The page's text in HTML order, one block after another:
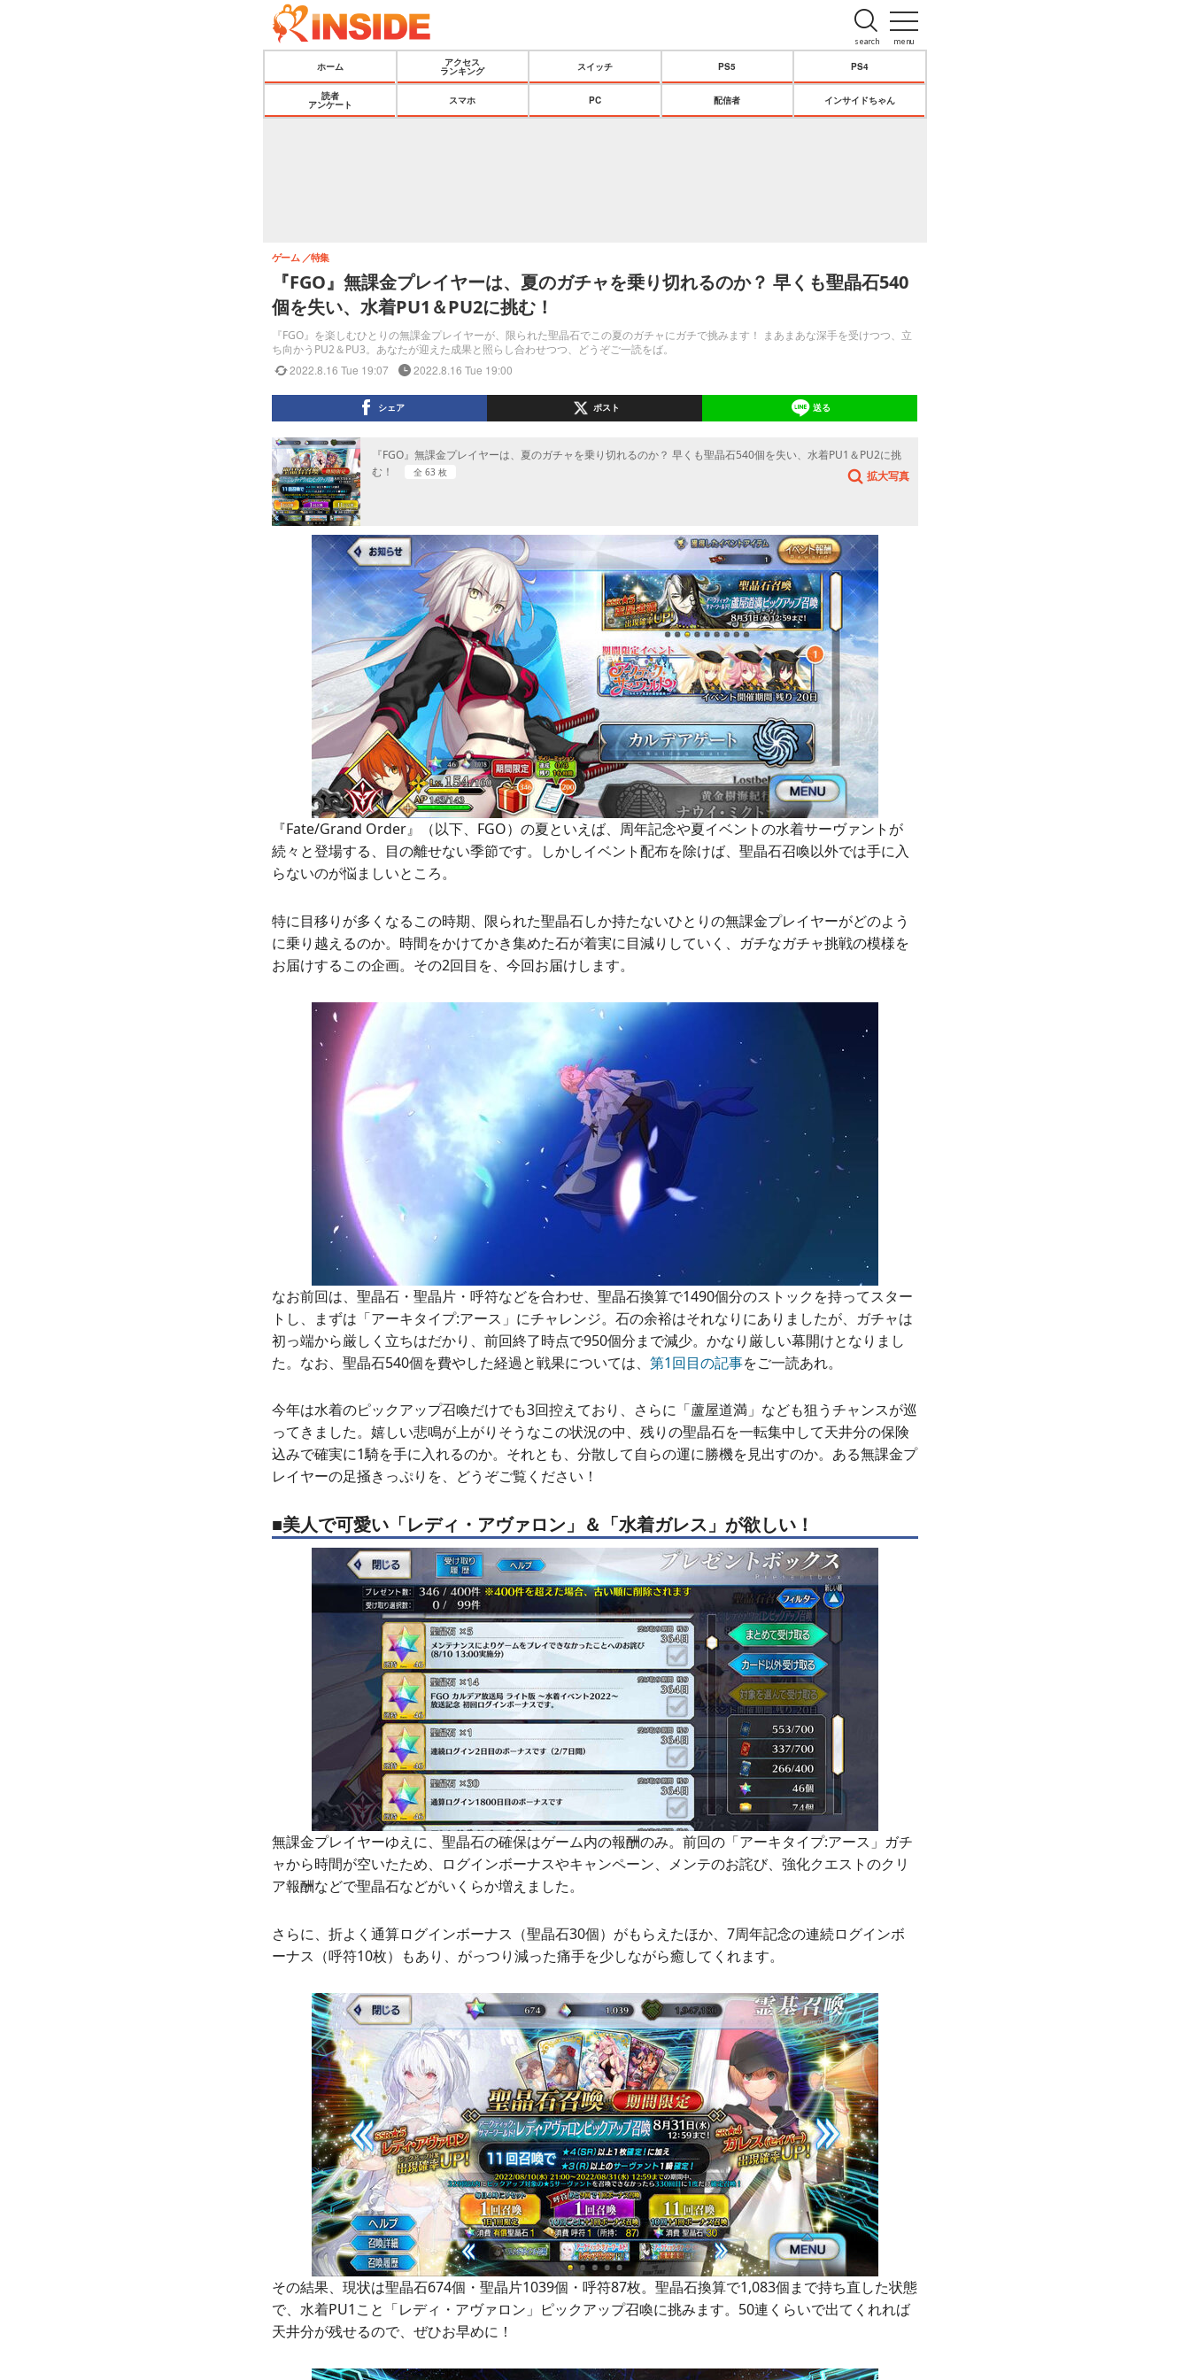
menu
search
ホーム
アクセス
ランキング
スイッチ PS5 PS4
読者
アンケート
スマホ PC 配信者 インサイドちゃん
『FGO』無課金プレイヤーは、夏のガチャを乗り切れるのか？ 早くも聖晶石540
個を失い、水着PU1＆PU2に挑む！
『FGO』を楽しむひとりの無課金プレイヤーが、限られた聖晶石でこの夏のガチャにガチで挑みます！ まあまあな深手を受けつつ、立
ち向かうPU2＆PU3。あなたが迎えた成果と照らし合わせつつ、どうぞご一読をば。
ゲーム 特集
2022.8.16 Tue 19:07 2022.8.16 Tue 19:00
シェア ポスト 送る
『FGO』無課金プレイヤーは、夏のガチャを乗り切れるのか？ 早くも聖晶石540個を失い、水着PU1＆PU2に挑
む！
全 63 枚 拡大写真
『Fate/Grand Order』（以下、FGO）の夏といえば、周年記念や夏イベントの水着サーヴァントが
続々と登場する、目の離せない季節です。しかしイベント配布を除けば、聖晶石召喚以外では手に入
らないのが悩ましいところ。
特に目移りが多くなるこの時期、限られた聖晶石しか持たないひとりの無課金プレイヤーがどのよう
に乗り越えるのか。時間をかけてかき集めた石が着実に目減りしていく、ガチなガチャ挑戦の模様を
お届けするこの企画。その2回目を、今回お届けします。
なお前回は、聖晶石・聖晶片・呼符などを合わせ、聖晶石換算で1490個分のストックを持ってスター
トし、まずは「アーキタイプ:アース」にチャレンジ。石の余裕はそれなりにありましたが、ガチャは
初っ端から厳しく立ちはだかり、前回終了時点で950個分まで減少。かなり厳しい幕開けとなりまし
た。なお、聖晶石540個を費やした経過と戦果については、 第1回目の記事をご一読あれ。
今年は水着のピックアップ召喚だけでも3回控えており、さらに「蘆屋道満」なども狙うチャンスが巡
ってきました。嬉しい悲鳴が上がりそうなこの状況の中、残りの聖晶石を一転集中して天井分の保険
込みで確実に1騎を手に入れるのか。それとも、分散して自らの運に勝機を見出すのか。ある無課金プ
レイヤーの足掻きっぷりを、どうぞご覧ください！
■美人で可愛い「レディ・アヴァロン」＆「水着ガレス」が欲しい！
無課金プレイヤーゆえに、聖晶石の確保はゲーム内の報酬のみ。前回の「アーキタイプ:アース」ガチ
ャから時間が空いたため、ログインボーナスやキャンペーン、メンテのお詫び、強化クエストのクリ
ア報酬などで聖晶石などがいくらか増えました。
さらに、折よく通算ログインボーナス（聖晶石30個）がもらえたほか、7周年記念の連続ログインボ
ーナス（呼符10枚）もあり、がっつり減った痛手を少しながら癒してくれます。
その結果、現状は聖晶石674個・聖晶片1039個・呼符87枚。聖晶石換算で1,083個まで持ち直した状態
で、水着PU1こと「レディ・アヴァロン」ピックアップ召喚に挑みます。50連くらいで出てくれれば
天井分が残せるので、ぜひお早めに！